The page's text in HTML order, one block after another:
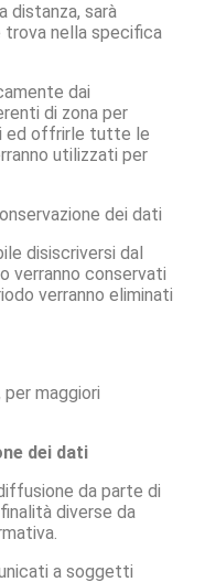
distanza, sarà
nella specifica
dai
di zona per
ed offrirle tutte le
utilizzati per
dei dati
disiscriversi dal
verranno conservati
verranno eliminati
maggiori
dei dati
da parte di
diverse da
a soggetti